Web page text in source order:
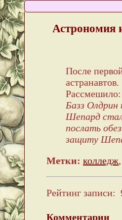
Астрономия
После
астранавтов.
Рассмешило:
Базз
Шепард
послать
защиту
Метки: колледж
Рейтинг записи:
Комментарии